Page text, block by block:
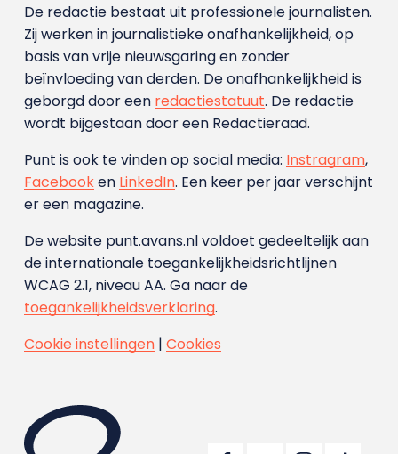
De redactie bestaat uit professionele journalisten.
Zij werken in journalistieke onafhankelijkheid, op
basis van vrije nieuwsgaring en zonder
beïnvloeding van derden. De onafhankelijkheid is
geborgd door een redactiestatuut. De redactie
wordt bijgestaan door een Redactieraad.
Punt is ook te vinden op social media: Instragram,
Facebooken LinkedIn. Een keer per jaar verschijnt
er een magazine.
De website punt.avans.nl voldoet gedeeltelijk aan
de internationale toegankelijkheidsrichtlijnen
WCAG 2.1, niveau AA. Ga naar de
toegankelijkheidsverklaring.
Cookie instellingen| Cookies